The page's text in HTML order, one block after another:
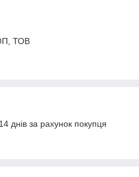
ТОВ
днів за рахунок покупця